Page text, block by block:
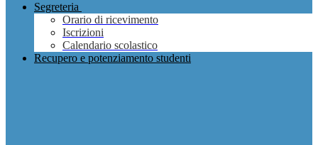
Segreteria
Orario di ricevimento
Iscrizioni
Calendario scolastico
Recupero e potenziamento studenti